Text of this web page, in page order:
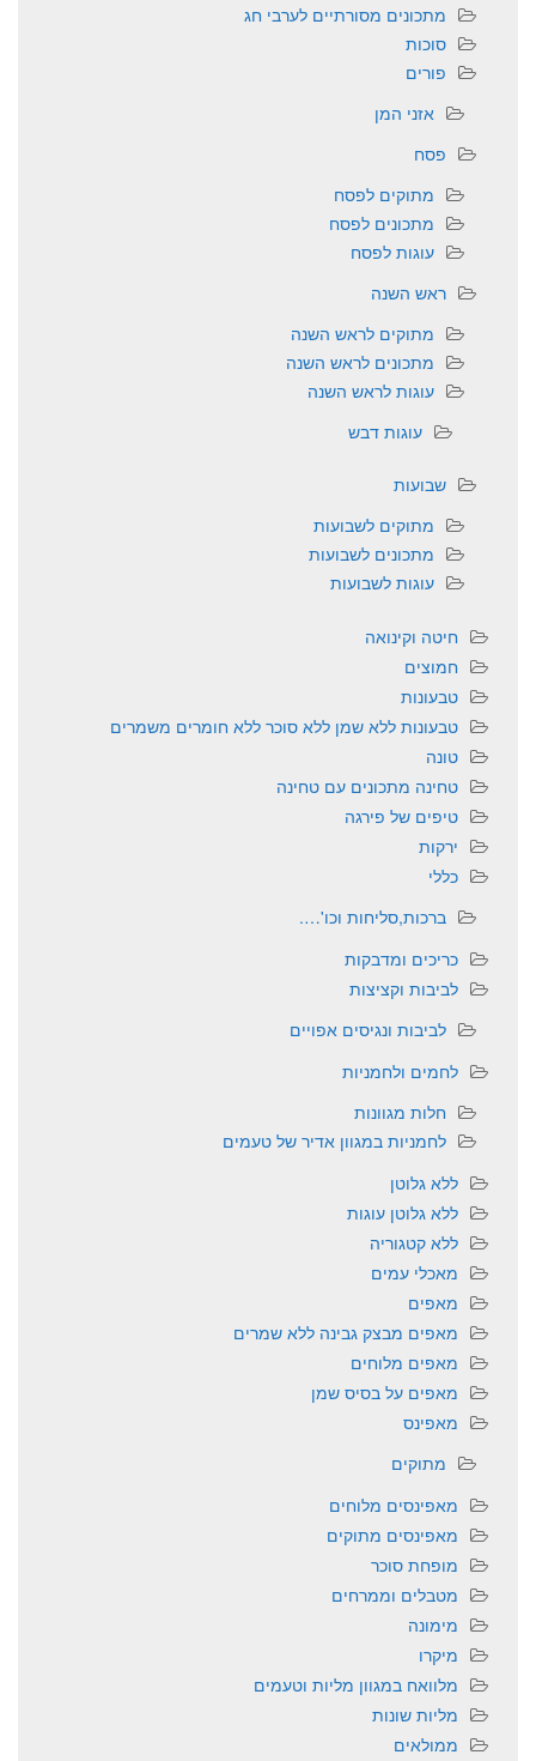
מתכונים מסורתיים לערבי חג
סוכות
פורים
אזני המן
פסח
מתוקים לפסח
מתכונים לפסח
עוגות לפסח
ראש השנה
מתוקים לראש השנה
מתכונים לראש השנה
עוגות לראש השנה
עוגות דבש
שבועות
מתוקים לשבועות
מתכונים לשבועות
עוגות לשבועות
חיטה וקינואה
חמוצים
טבעונות
טבעונות ללא שמן ללא סוכר ללא חומרים משמרים
טונה
טחינה מתכונים עם טחינה
טיפים של פירגה
ירקות
כללי
ברכות,סליחות וכו'….
כריכים ומדבקות
לביבות וקציצות
לביבות ונגיסים אפויים
לחמים ולחמניות
חלות מגוונות
לחמניות במגוון אדיר של טעמים
ללא גלוטן
ללא גלוטן עוגות
ללא קטגוריה
מאכלי עמים
מאפים
מאפים מבצק גבינה ללא שמרים
מאפים מלוחים
מאפים על בסיס שמן
מאפינס
מתוקים
מאפינסים מלוחים
מאפינסים מתוקים
מופחת סוכר
מטבלים וממרחים
מימונה
מיקרו
מלוואח במגוון מליות וטעמים
מליות שונות
ממולאים